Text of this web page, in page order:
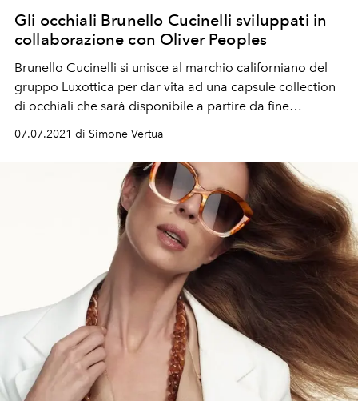
Gli occhiali Brunello Cucinelli sviluppati in
collaborazione con Oliver Peoples
Brunello Cucinelli si unisce al marchio californiano del
gruppo Luxottica per dar vita ad una capsule collection
di occhiali che sarà disponibile a partire da fine
settembre 2021.
07.07.2021 di Simone Vertua